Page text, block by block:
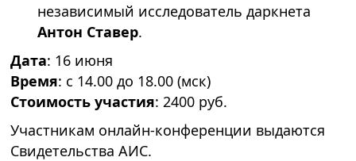
независимый исследователь даркнета
Антон Ставер.
Дата: 16 июня
Время: с 14.00 до 18.00 (мск)
Стоимость участия: 2400 руб.
Участникам онлайн-конференции выдаются
Свидетельства АИС.